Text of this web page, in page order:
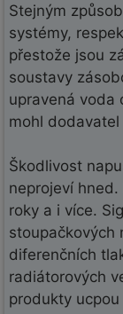
Stejným
systémy,
přestože jsou
soustavy
upravená voda
mohl
Škodlivost
neprojeví
roky a i více.
stoupačkových
diferenčních
radiátorových
produkty